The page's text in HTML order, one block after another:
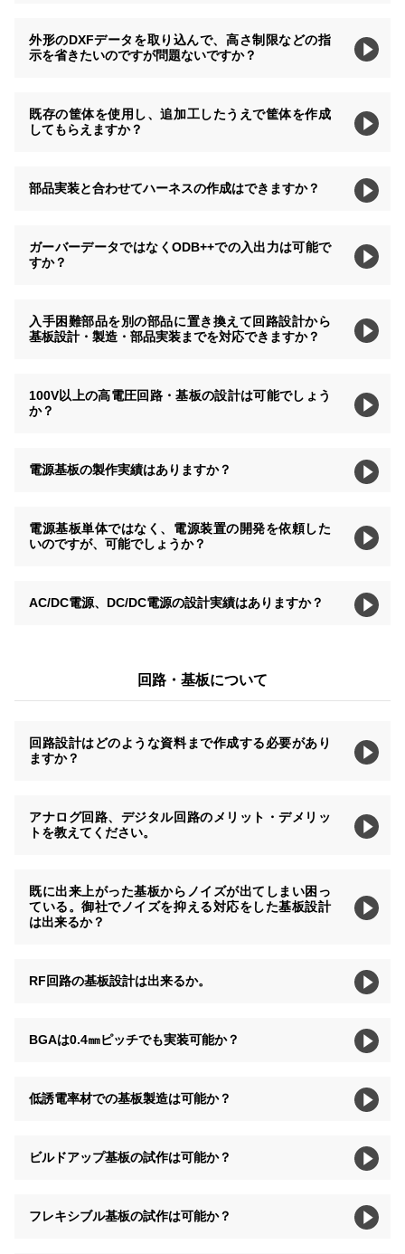
外形のDXFデータを取り込んで、高さ制限などの指
示を省きたいのですが問題ないですか？
既存の筐体を使用し、追加工したうえで筐体を作成
してもらえますか？
部品実装と合わせてハーネスの作成はできますか？
ガーバーデータではなくODB++での入出力は可能で
すか？
入手困難部品を別の部品に置き換えて回路設計から
基板設計・製造・部品実装までを対応できますか？
100V以上の高電圧回路・基板の設計は可能でしょう
か？
電源基板の製作実績はありますか？
電源基板単体ではなく、電源装置の開発を依頼した
いのですが、可能でしょうか？
AC/DC電源、DC/DC電源の設計実績はありますか？
回路・基板について
回路設計はどのような資料まで作成する必要があり
ますか？
アナログ回路、デジタル回路のメリット・デメリッ
トを教えてください。
既に出来上がった基板からノイズが出てしまい困っ
ている。御社でノイズを抑える対応をした基板設計
は出来るか？
RF回路の基板設計は出来るか。
BGAは0.4㎜ピッチでも実装可能か？
低誘電率材での基板製造は可能か？
ビルドアップ基板の試作は可能か？
フレキシブル基板の試作は可能か？